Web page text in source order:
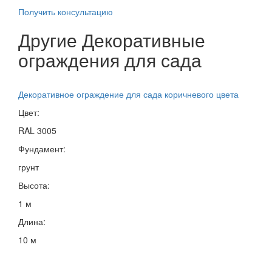
Получить консультацию
Другие Декоративные
ограждения для сада
Декоративное ограждение для сада коричневого цвета
Цвет:
RAL 3005
Фундамент:
грунт
Высота:
1 м
Длина:
10 м